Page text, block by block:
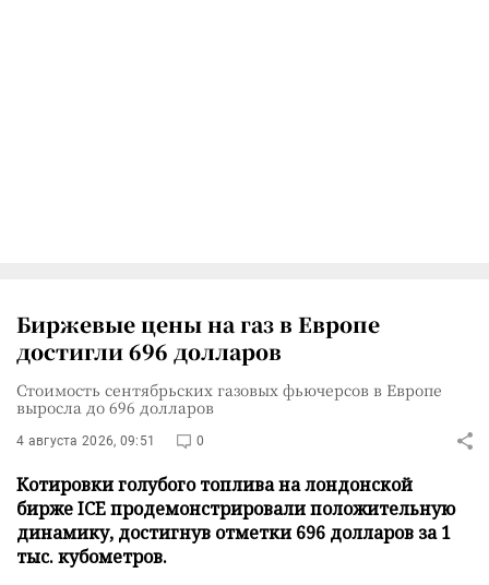
Биржевые цены на газ в Европе
достигли 696 долларов
Стоимость сентябрьских газовых фьючерсов в Европе
выросла до 696 долларов
4 августа 2026, 09:51 0
Котировки голубого топлива на лондонской
бирже ICE продемонстрировали положительную
динамику, достигнув отметки 696 долларов за 1
тыс. кубометров.